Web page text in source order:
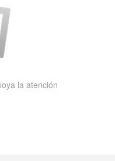
la atención